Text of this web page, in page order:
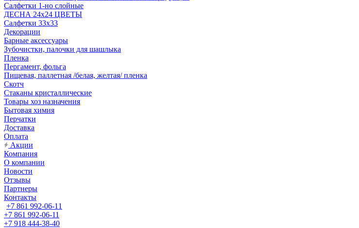
Салфетки 1-но слойные
ДЕСНА 24х24 ЦВЕТЫ
Салфетки 33х33
Декорации
Барные аксессуары
Зубочистки, палочки для шашлыка
Пленка
Пергамент, фольга
Пищевая, паллетная /белая, желтая/ пленка
Скотч
Стаканы кристаллические
Товары хоз назначения
Бытовая химия
Перчатки
Доставка
Оплата
Акции
Компания
О компании
Новости
Отзывы
Партнеры
Контакты
+7 861 992-06-11
+7 861 992-06-11
+7 918 444-38-40